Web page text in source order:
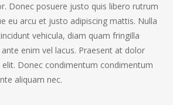
Donec posuere justo quis libero rutrum
eu arcu et justo adipiscing mattis. Nulla
vehicula, diam quam fringilla
enim vel lacus. Praesent at dolor
Donec condimentum condimentum
aliquam nec.